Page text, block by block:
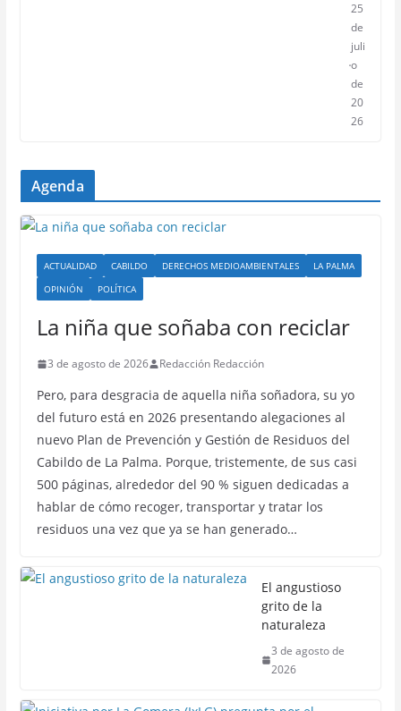
25
de
juli
o
de
20
26
Agenda
ACTUALIDAD CABILDO DERECHOS MEDIOAMBIENTALES
LA PALMA
OPINIÓN
POLÍTICA
La niña que soñaba con reciclar
3 de agosto de 2026 Redacción Redacción
Pero, para desgracia de aquella niña soñadora, su yo
del futuro está en 2026 presentando alegaciones al
nuevo Plan de Prevención y Gestión de Residuos del
Cabildo de La Palma. Porque, tristemente, de sus casi
500 páginas, alrededor del 90 % siguen dedicadas a
hablar de cómo recoger, transportar y tratar los
residuos una vez que ya se han generado…
El angustioso
grito de la
naturaleza
3 de agosto de
2026